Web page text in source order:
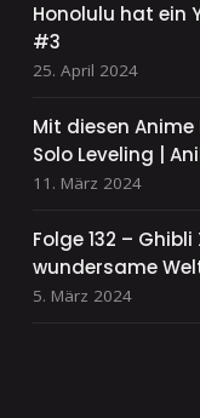
Honolulu hat ein
#3
25. April 2024
Mit diesen
Solo Leveling |
11. März 2024
Folge 132 –
wundersame
5. März 2024